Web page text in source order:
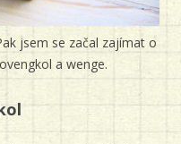
jsem se začal zajímat o
a wenge.